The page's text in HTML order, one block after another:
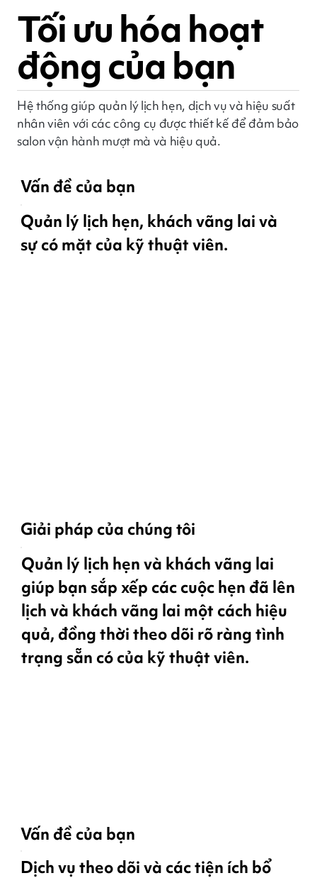
Tối ưu hóa hoạt
động của bạn
Hệ thống giúp quản lý lịch hẹn, dịch vụ và hiệu suất
nhân viên với các công cụ được thiết kế để đảm bảo
salon vận hành mượt mà và hiệu quả.
Vấn đề của bạn
Quản lý lịch hẹn, khách vãng lai và
sự có mặt của kỹ thuật viên.
Giải pháp của chúng tôi
Quản lý lịch hẹn và khách vãng lai
giúp bạn sắp xếp các cuộc hẹn đã lên
lịch và khách vãng lai một cách hiệu
quả, đồng thời theo dõi rõ ràng tình
trạng sẵn có của kỹ thuật viên.
Vấn đề của bạn
Dịch vụ theo dõi và các tiện ích bổ